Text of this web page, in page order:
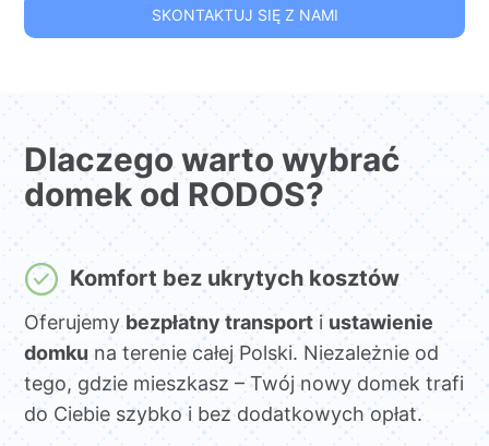
SKONTAKTUJ SIĘ Z NAMI
Dlaczego warto wybrać
domek od RODOS?
Komfort bez ukrytych kosztów
Oferujemybezpłatny transporti ustawienie
domkuna terenie całej Polski. Niezależnie od
tego, gdzie mieszkasz – Twój nowy domek trafi
do Ciebie szybko i bez dodatkowych opłat.